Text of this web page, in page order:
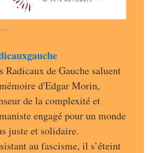
2026
avatar post
Radicaux de Gauche saluent
d'Edgar Morin,
de la complexité et
engagé pour un monde
juste et solidaire.
au fascisme, il s’éteint